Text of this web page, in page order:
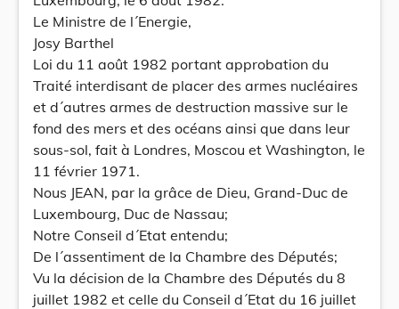
Le Ministre de l´Energie,
Josy Barthel
Loi du 11 août 1982 portant approbation du
Traité interdisant de placer des armes nucléaires
et d´autres armes de destruction massive sur le
fond des mers et des océans ainsi que dans leur
sous-sol, fait à Londres, Moscou et Washington, le
11 février 1971.
Nous JEAN, par la grâce de Dieu, Grand-Duc de
Luxembourg, Duc de Nassau;
Notre Conseil d´Etat entendu;
De l´assentiment de la Chambre des Députés;
Vu la décision de la Chambre des Députés du 8
juillet 1982 et celle du Conseil d´Etat du 16 juillet